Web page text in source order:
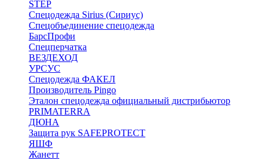
STEP
Спецодежда Sirius (Сириус)
Спецобъединение спецодежда
БарсПрофи
Спецперчатка
ВЕЗДЕХОД
УРСУС
Спецодежда ФАКЕЛ
Производитель Pingo
Эталон спецодежда официальный дистрибьютор
PRIMATERRA
ДЮНА
Защита рук SAFEPROTECT
ЯШФ
Жанетт